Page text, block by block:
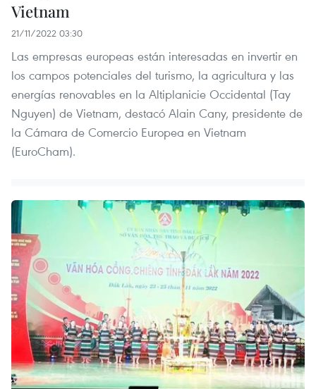
Vietnam
21/11/2022 03:30
Las empresas europeas están interesadas en invertir en
los campos potenciales del turismo, la agricultura y las
energías renovables en la Altiplanicie Occidental (Tay
Nguyen) de Vietnam, destacó Alain Cany, presidente de
la Cámara de Comercio Europea en Vietnam
(EuroCham).